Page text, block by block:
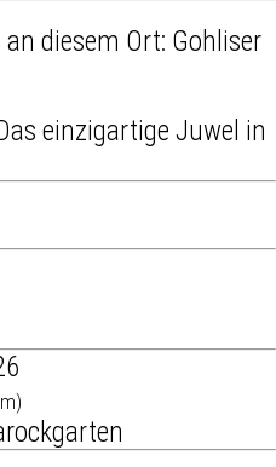
diesem Ort: Gohliser
einzigartige Juwel in